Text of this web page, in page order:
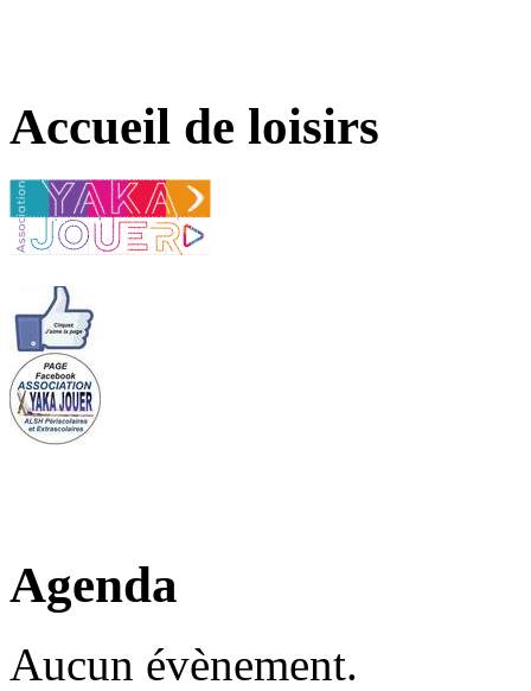
Accueil de loisirs
Agenda
Aucun évènement.